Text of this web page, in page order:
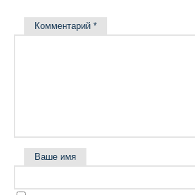
Комментарий *
Ваше имя